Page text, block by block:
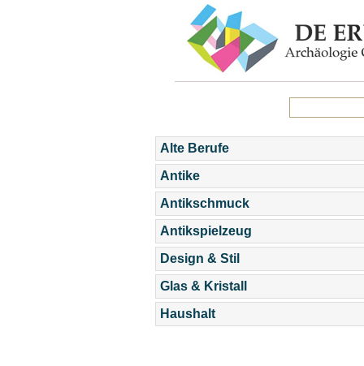
Alte Berufe
Antike
Antikschmuck
Antikspielzeug
Design & Stil
Glas & Kristall
Haushalt